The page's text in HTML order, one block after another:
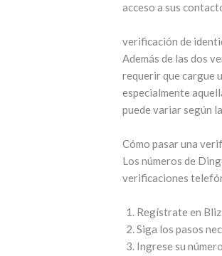
acceso a sus
verificación de
Además de las dos
requerir que cargue
especialmente
puede variar según
Cómo pasar una
Los números de
verificaciones
Regístrate en
Siga los pasos
Ingrese su